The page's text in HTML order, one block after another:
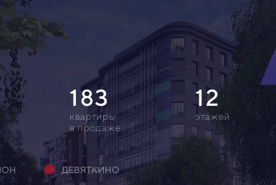
183
квартиры
в продаже
12
этажей
ДЕВЯТКИНО